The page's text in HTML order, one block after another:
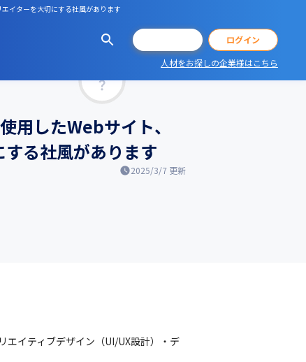
イターを大切にする社風があります
ログイン
人材をお探しの企業様はこちら
したWebサイト、
る社風があります
2025/3/7 更新
イティブデザイン（UI/UX設計）・デ